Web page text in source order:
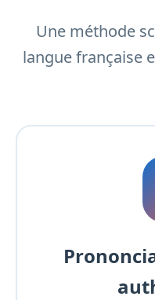
Une méthode
langue française